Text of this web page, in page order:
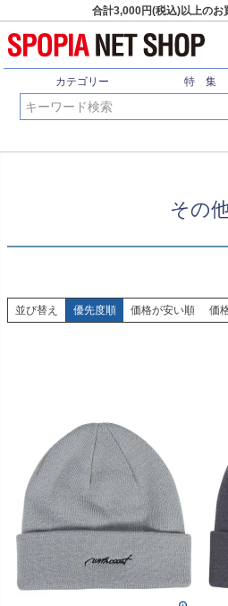
合計3,000円(税込)以上のお
カテゴリー 特 集
HOME ウィンタースポーツ スノーアクセ
その
並び替え 優先度順 価格が安い順 価